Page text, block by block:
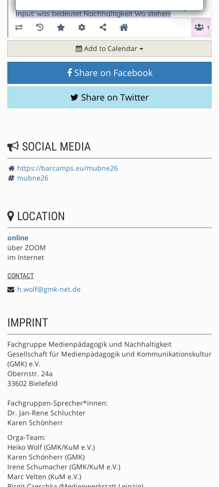
Add to Calendar
Share on Facebook
Share on Twitter
SOCIAL MEDIA
https://barcamps.eu/mubne26
mubne26
LOCATION
online
über ZOOM
im Internet
CONTACT
h.wolf@gmk-net.de
IMPRINT
Fachgruppe Medienpädagogik und Nachhaltigkeit
Gesellschaft für Medienpädagogik und Kommunikationskultur
(GMK) e.V.
Obernstr. 24a
33602 Bielefeld
Fachgruppen-Sprecher*innen:
Dr. Jan-Rene Schluchter
Karen Schönherr
Orga-Team:
Heiko Wolf (GMK/KuM e.V.)
Karen Schönherr (GMK)
Irene Schumacher (GMK/KuM e.V.)
Marc Velten (KuM e.V.)